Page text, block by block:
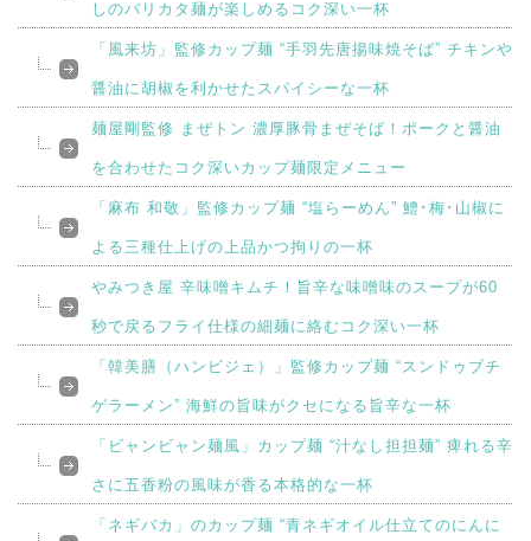
しのバリカタ麺が楽しめるコク深い一杯
「風来坊」監修カップ麺 “手羽先唐揚味焼そば” チキンや
醤油に胡椒を利かせたスパイシーな一杯
麺屋剛監修 まぜトン 濃厚豚骨まぜそば！ポークと醤油
を合わせたコク深いカップ麺限定メニュー
「麻布 和敬」監修カップ麺 “塩らーめん” 鱧･梅･山椒に
よる三種仕上げの上品かつ拘りの一杯
やみつき屋 辛味噌キムチ！旨辛な味噌味のスープが60
秒で戻るフライ仕様の細麺に絡むコク深い一杯
「韓美膳（ハンビジェ）」監修カップ麺 “スンドゥブチ
ゲラーメン” 海鮮の旨味がクセになる旨辛な一杯
「ビャンビャン麺風」カップ麺 “汁なし担担麺” 痺れる辛
さに五香粉の風味が香る本格的な一杯
「ネギバカ」のカップ麺 “青ネギオイル仕立てのにんに